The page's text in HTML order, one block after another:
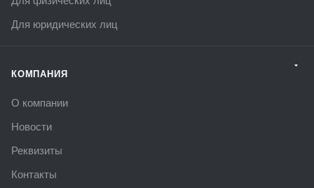
Для юридических лиц
КОМПАНИЯ
О компании
Новости
Реквизиты
Контакты